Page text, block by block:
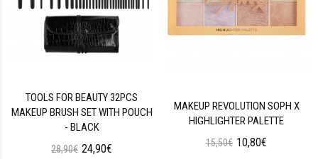
TOOLS FOR BEAUTY 32PCS
MAKEUP BRUSH SET WITH POUCH
- BLACK
28,90€ 24,90€
MAKEUP REVOLUTION SOPH X
HIGHLIGHTER PALETTE
15,50€ 10,80€